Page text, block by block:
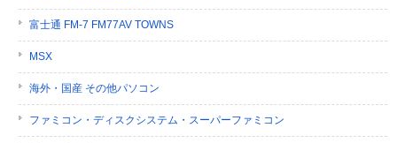
富士通 FM-7 FM77AV TOWNS
MSX
海外・国産 その他パソコン
ファミコン・ディスクシステム・スーパーファミコン